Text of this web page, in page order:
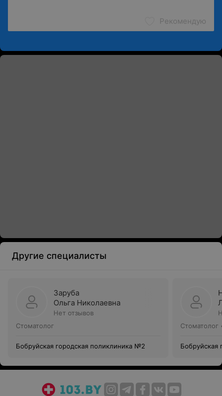
Рекомендую
Другие специалисты
Заруба
Ольга Николаевна
Нет отзывов
Стоматолог
Бобруйская городская поликлиника №2
Стоматолог
Бобруйская